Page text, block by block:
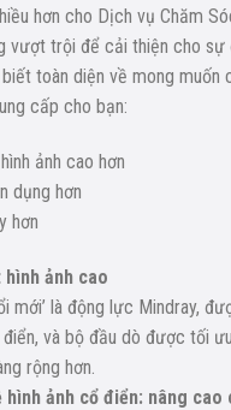
hơn cho Dịch vụ Chăm
vượt trội để cải thiện cho sự
toàn diện về mong muốn
cấp cho bạn:
ảnh cao hơn
dụng hơn
hơn
ảnh cao
mới’ là động lực Mindray,
điển, và bộ đầu dò được tối
rộng hơn.
hình ảnh cổ điển: nâng